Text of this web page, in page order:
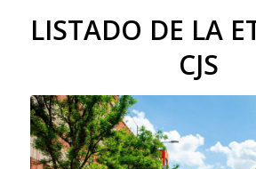
LISTADO DE LA
CJS